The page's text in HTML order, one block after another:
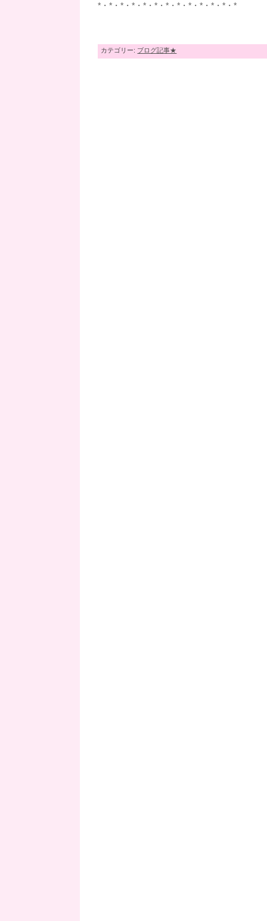
*・*・*・*・*・*・*・*・*・*・*・*・*
カテゴリー: ブログ記事★